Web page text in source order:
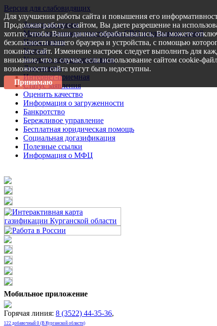
Версия для слабовидящих
Запись на прием
Меры поддержки участникам СВО и членам их семей
Пресс-центр
Услуги
Услуги в электронном виде
Документы
Интернет-приемная
Статус заявления
Оценить качество
Информация о загруженности
Банкротство
Бережливое управление
Бесплатная юридическая помощь
Социальная догазификация
Полезные ссылки
Информация о МФЦ
Мобильное приложение
Горячая линия: 8 (3522) 44-35-36,
122 добавочный 0 (В Курганской области)
Для улучшения работы сайта и повышения его
Продолжая работу с сайтом, Вы даете разрешение на
хотите, чтобы Ваши данные обрабатывались, Вы можете
безопасности вашего браузера и устройства, с помощью
покиньте сайт. Изменение настроек следует выполнить для
внимание, что в случае, если использование сайтом cookie-
возможности сайта могут быть недоступны.
Принимаю